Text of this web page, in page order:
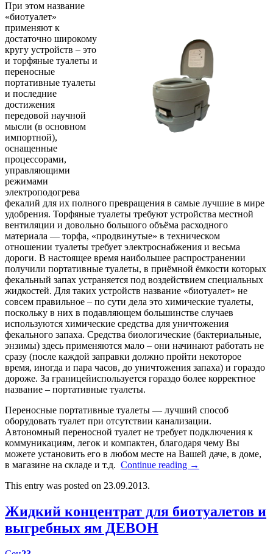
При этом название
«биотуалет»
применяют к
достаточно широкому
кругу устройств – это
и торфяные туалеты и
переносные
портативные туалеты
и последние
достижения
передовой научной
мысли (в основном
импортной),
оснащенные
процессорами,
управляющими
режимами
электроподогрева
фекалий для их полного превращения в самые лучшие в мире
удобрения. Торфяные туалеты требуют устройства местной
вентиляции и довольно большого объёма расходного
материала — торфа, «продвинутые» в техническом
отношении туалеты требует электроснабжения и весьма
дороги. В настоящее время наибольшее распространении
получили портативные туалеты, в приёмной ёмкости которых
фекальный запах устраняется под воздействием специальных
жидкостей. Для таких устройств название «биотуалет» не
совсем правильное – по сути дела это химические туалеты,
поскольку в них в подавляющем большинстве случаев
используются химические средства для уничтожения
фекального запаха. Средства биологические (бактериальные,
энзимы) здесь применяются мало – они начинают работать не
сразу (после каждой заправки должно пройти некоторое
время, иногда и пара часов, до уничтожения запаха) и гораздо
дороже. За границейиспользуется гораздо более корректное
название – портативные туалеты.
Переносные портативные туалеты — лучший способ
оборудовать туалет при отсутствии канализации.
Автономный переносной туалет не требует подключения к
коммуникациям, легок и компактен, благодаря чему Вы
можете установить его в любом месте на Вашей даче, в доме,
в магазине на складе и т.д. Continue reading →
This entry was posted on 23.09.2013.
Жидкий концентрат для биотуалетов и
выгребных ям ДЕВОН